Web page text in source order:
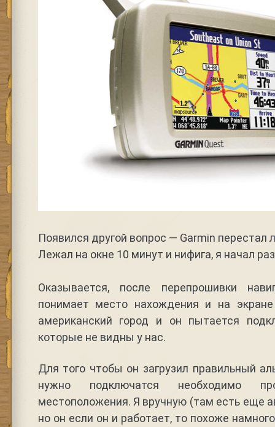
Появился другой вопрос — Garmin перестал
Лежал на окне 10 минут и нифига, я начал
Оказывается, после перепрошивки
понимает место нахождения и на
американский город и он пытается
которые не видны у нас.
Для того чтобы он загрузил правильный
нужно подключатся необходимо
местоположения. Я вручную (там есть еще
но он если он и работает, то похоже